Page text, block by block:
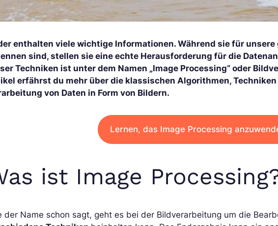
enthalten viele wichtige Informationen. Während sie für
sind, stellen sie eine echte Herausforderung für die
Techniken ist unter dem Namen „Image Processing“ oder
erfährst du mehr über die klassischen Algorithmen,
von Daten in Form von Bildern.
Lernen, das Image Processing
ist Image
der Name schon sagt, geht es bei der Bildverarbeitung um die